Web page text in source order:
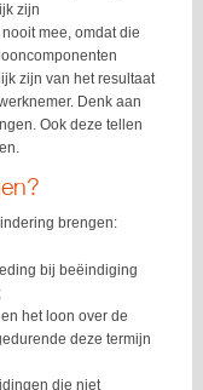
zijn
mee, omdat die
zijn van het resultaat
Denk aan
Ook deze tellen
brengen:
bij beëindiging
het loon over de
deze termijn
die niet